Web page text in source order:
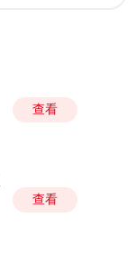
查看
查看